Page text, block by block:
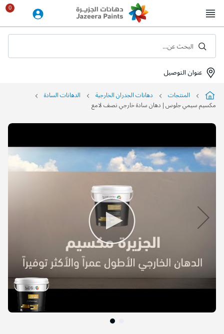
to
Content
عنوان التوصيل
البحث عن...
المنتجات دهانات الجدران الخارجية
الدهانات السادة
مكسيم سيمي جلوس | دهان سادة خارجي نصف لامع
التخطي
نهاية
معرض
الصور